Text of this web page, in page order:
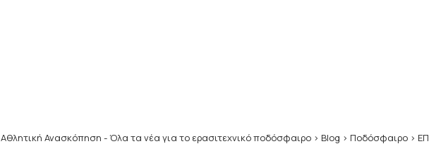
Αθλητική Ανασκόπηση - Όλα τα νέα για το ερασιτεχνικό ποδόσφαιρο > Blog > Ποδόσφαιρο >